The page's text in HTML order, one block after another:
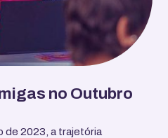
no Outubro
de 2023, a trajetória